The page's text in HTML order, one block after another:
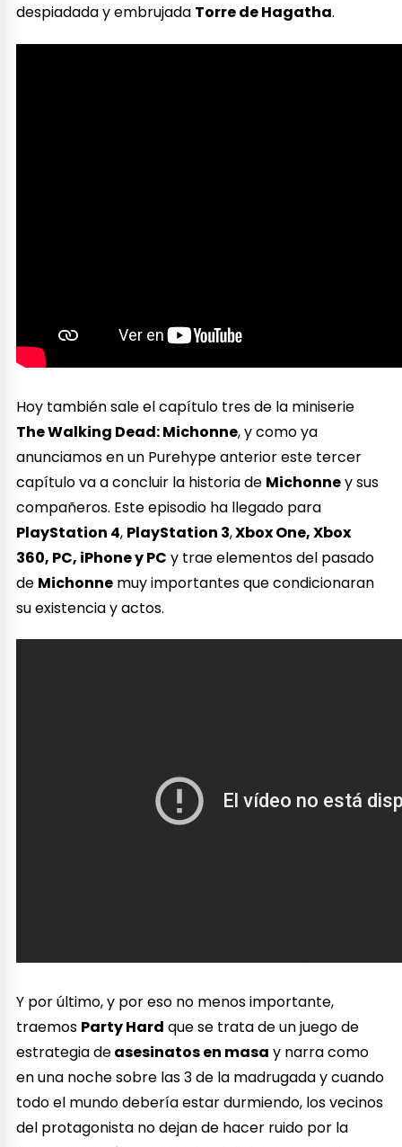
despiadada y embrujada Torre de Hagatha.
Hoy también sale el capítulo tres de la miniserie
The Walking Dead: Michonne, y como ya
anunciamos en un Purehype anterior este tercer
capítulo va a concluir la historia de Michonney sus
compañeros. Este episodio ha llegado para
PlayStation 4, PlayStation 3,Xbox One, Xbox
360, PC, iPhone y PC y trae elementos del pasado
de Michonne muy importantes que condicionaran
su existencia y actos.
Y por último, y por eso no menos importante,
traemos Party Hard que se trata de un juego de
estrategia deasesinatos en masa y narra como
en una noche sobre las 3 de la madrugada y cuando
todo el mundo debería estar durmiendo, los vecinos
del protagonista no dejan de hacer ruido por la